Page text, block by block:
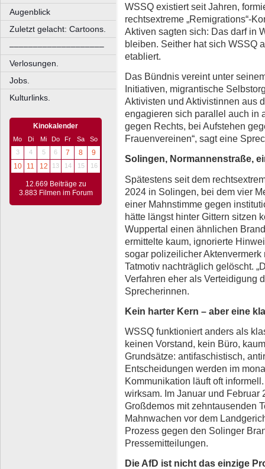
Augenblick
Zuletzt gelacht: Cartoons.
––––––––––––––––––––
Verlosungen.
Jobs.
Kulturlinks.
Kinokalender
Mo Di Mi Do Fr Sa
So
3
4 5 6 7 8
9
10
11 12 13 14 15 16
12.669 Beiträge zu
3.883 Filmen im Forum
WSSQ existiert seit Jahren,
rechtsextreme „Remigrations“-
Aktiven sagten sich: Das darf in
bleiben. Seither hat sich WSSQ
etabliert.
Das Bündnis vereint unter
Initiativen, migrantische
Aktivisten und Aktivistinnen aus
engagieren sich parallel auch in
gegen Rechts, bei Aufstehen
Frauenvereinen“, sagt eine
Solingen, Normannenstraße,
Spätestens seit dem
2024 in Solingen, bei dem vier
einer Mahnstimme gegen
hätte längst hinter Gittern sitzen
Wuppertal einen ähnlichen
ermittelte kaum, ignorierte
sogar polizeilicher
Tatmotiv nachträglich gelöscht.
Verfahren eher als Verteidigung
Sprecherinnen.
Kein harter Kern – aber eine
WSSQ funktioniert anders als
keinen Vorstand, kein Büro,
Grundsätze: antifaschistisch,
Entscheidungen werden im
Kommunikation läuft oft
wirksam. Im Januar und
Großdemos mit zehntausenden
Mahnwachen vor dem
Prozess gegen den Solinger
Pressemitteilungen.
Die AfD ist nicht das einzige